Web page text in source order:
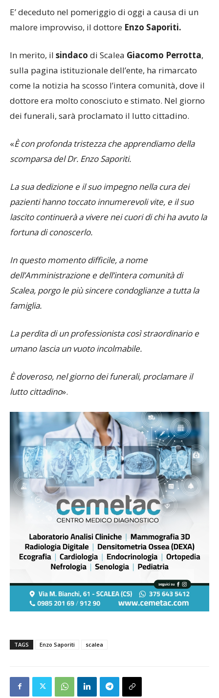
E’ deceduto nel pomeriggio di oggi a causa di un
malore improvviso, il dottore Enzo Saporiti.
In merito, il sindaco di Scalea Giacomo Perrotta,
sulla pagina istituzionale dell’ente, ha rimarcato
come la notizia ha scosso l’intera comunità, dove il
dottore era molto conosciuto e stimato. Nel giorno
dei funerali, sarà proclamato il lutto cittadino.
«È con profonda tristezza che apprendiamo della
scomparsa del Dr. Enzo Saporiti.
La sua dedizione e il suo impegno nella cura dei
pazienti hanno toccato innumerevoli vite, e il suo
lascito continuerà a vivere nei cuori di chi ha avuto la
fortuna di conoscerlo.
In questo momento difficile, a nome
dell’Amministrazione e dell’intera comunità di
Scalea, porgo le più sincere condoglianze a tutta la
famiglia.
La perdita di un professionista così straordinario e
umano lascia un vuoto incolmabile.
È doveroso, nel giorno dei funerali, proclamare il
lutto cittadino».
TAGS Enzo Saporiti scalea